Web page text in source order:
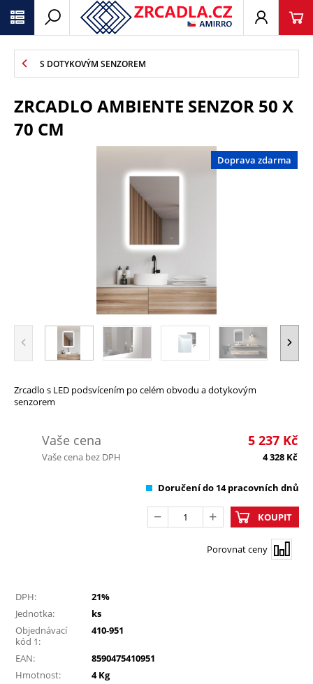
S DOTYKOVÝM SENZOREM
ZRCADLO AMBIENTE SENZOR 50 X
70 CM
Zrcadlo s LED podsvícením po celém obvodu a dotykovým
senzorem
Vaše cena 5 237 Kč
Vaše cena bez DPH 4 328 Kč
Doručení do 14 pracovních dnů
Porovnat ceny
KOUPIT
DPH:
21%
Jednotka:
ks
Objednávací
kód 1:
410-951
EAN:
8590475410951
Hmotnost:
4 Kg
Doprava zdarma